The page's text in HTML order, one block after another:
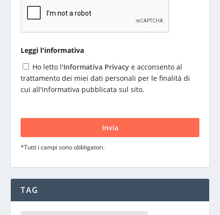
Leggi l'informativa
Ho letto l'Informativa Privacy e acconsento al
trattamento dei miei dati personali per le finalità di
cui all'informativa pubblicata sul sito.
i
r
e
d
*Tutti i campi sono obbligatori.
TAG